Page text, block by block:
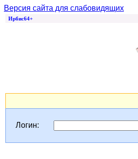
Версия сайта для слабовидящих
Ирбис64+
Логин: